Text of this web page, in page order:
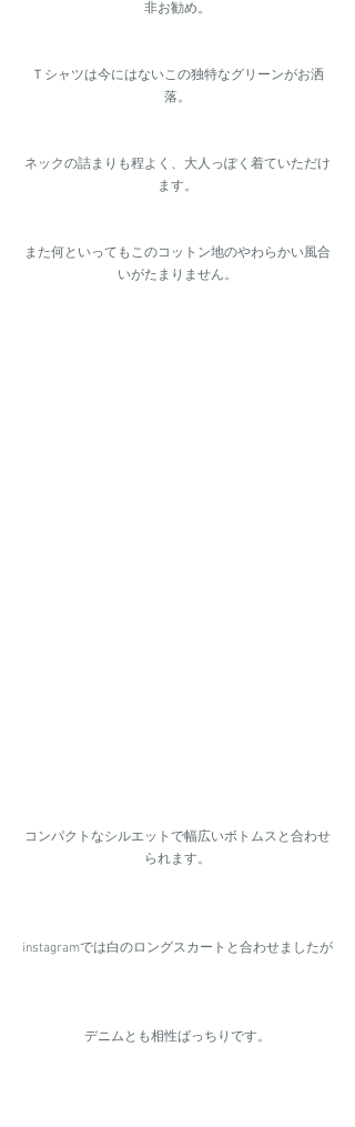
非お勧め。
Ｔシャツは今にはないこの独特なグリーンがお洒
落。
ネックの詰まりも程よく、大人っぽく着ていただけ
ます。
また何といってもこのコットン地のやわらかい風合
いがたまりません。
コンパクトなシルエットで幅広いボトムスと合わせ
られます。
instagramでは白のロングスカートと合わせましたが
デニムとも相性ばっちりです。